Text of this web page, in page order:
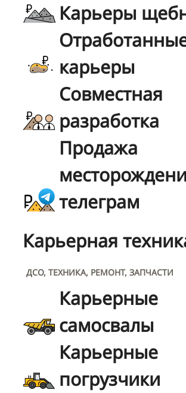
Карьеры
карьеры
Совместная
разработка
Продажа
телеграм
Карьерная
ДСО, ТЕХНИКА, РЕМОНТ, ЗАПЧАСТИ
Карьерные
самосвалы
Карьерные
погрузчики